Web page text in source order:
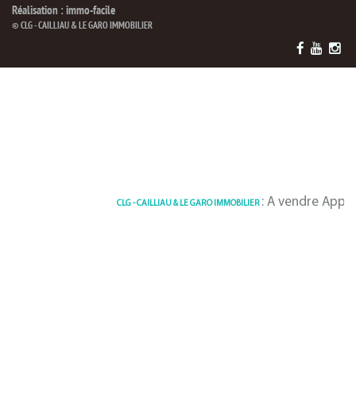
Réalisation : immo-facile
© CLG - CAILLIAU & LE GARO IMMOBILIER
CLG - CAILLIAU & LE GARO IMMOBILIER: A vendre Appartement